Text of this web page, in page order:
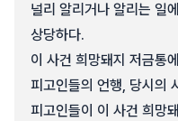
널리 알리거나 알리는 일
상당하다.
이 사건 희망돼지 저금통
피고인들의 언행, 당시의
피고인들이 이 사건 희망